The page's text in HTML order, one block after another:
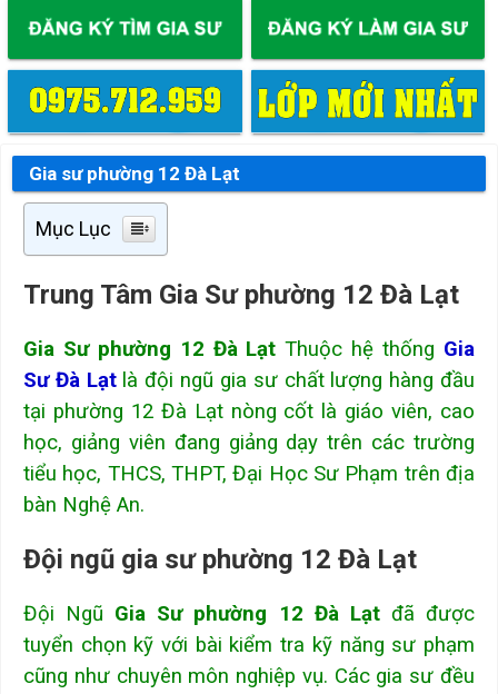
Gia sư phường 12 Đà Lạt
Mục Lục
Trung Tâm Gia Sư phường 12 Đà Lạt
Gia Sư phường 12 Đà Lạt Thuộc hệ thống Gia
Sư Đà Lạt là đội ngũ gia sư chất lượng hàng đầu
tại phường 12 Đà Lạt nòng cốt là giáo viên, cao
học, giảng viên đang giảng dạy trên các trường
tiểu học, THCS, THPT, Đại Học Sư Phạm trên địa
bàn Nghệ An.
Đội ngũ gia sư phường 12 Đà Lạt
Đội Ngũ Gia Sư phường 12 Đà Lạtđã được
tuyển chọn kỹ với bài kiểm tra kỹ năng sư phạm
cũng như chuyên môn nghiệp vụ. Các gia sư đều